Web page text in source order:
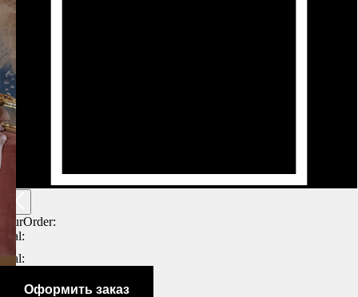
yourOrder:
total:
total:
Оформить заказ